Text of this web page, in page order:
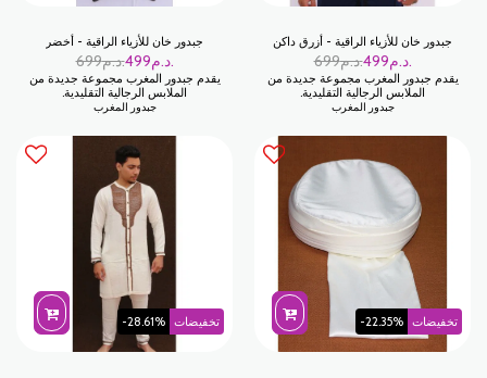
جبدور خان للأزياء الراقية - أزرق داكن
699 د.م.499 د.م.
يقدم جبدور المغرب مجموعة جديدة من
الملابس الرجالية التقليدية.
جبدور المغرب
جبدور خان للأزياء الراقية - أخضر
699 د.م.499 د.م.
يقدم جبدور المغرب مجموعة جديدة من
الملابس الرجالية التقليدية.
جبدور المغرب
تخفيضات -22.35% تخفيضات -28.61%